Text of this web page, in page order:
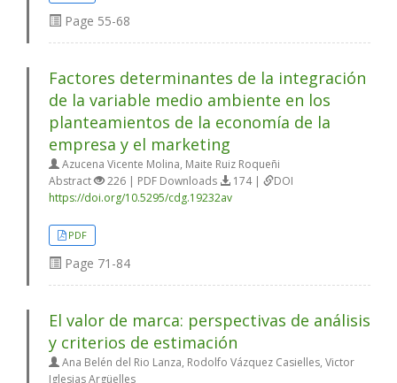
Page 55-68
Factores determinantes de la integración
de la variable medio ambiente en los
planteamientos de la economía de la
empresa y el marketing
Azucena Vicente Molina, Maite Ruiz Roqueñi
Abstract
226 | PDF Downloads 174 |
DOI
https://doi.org/10.5295/cdg.19232av
PDF
Page 71-84
El valor de marca: perspectivas de análisis
y criterios de estimación
Ana Belén del Rio Lanza, Rodolfo Vázquez Casielles, Victor
Iglesias Argüelles